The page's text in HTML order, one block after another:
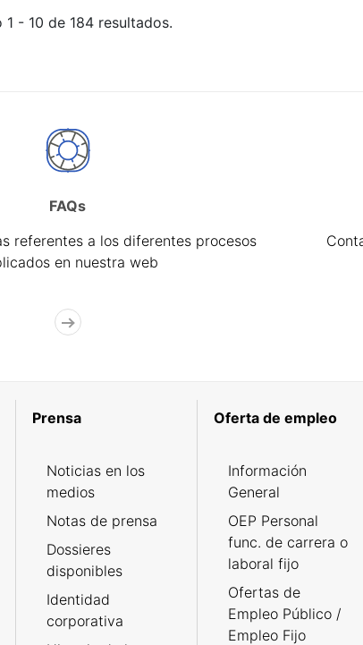
- 10 de 184 resultados.
FAQs
referentes a los diferentes procesos
en nuestra web
Prensa
Noticias en los
medios
Notas de prensa
Dossieres
disponibles
Identidad
corporativa
Oferta de empleo
Información
General
OEP Personal
func. de carrera o
laboral fijo
Ofertas de
Empleo Público /
Empleo Fijo